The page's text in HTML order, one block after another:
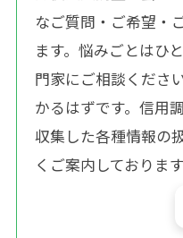
なご質問・ご希望・
ます。悩みごとはひ
門家にご相談くださ
かるはずです。信用
収集した各種情報の
くご案内しております